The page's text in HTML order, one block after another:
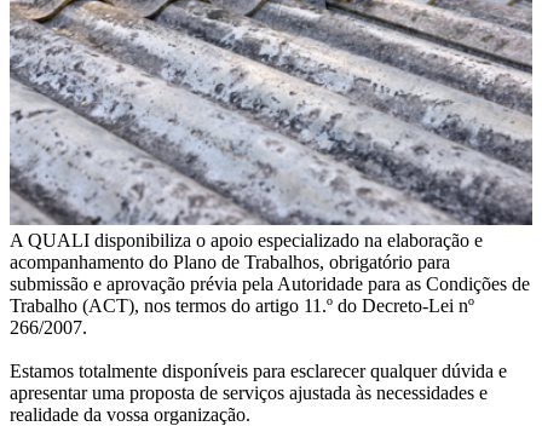
A QUALI disponibiliza o apoio especializado na elaboração e
acompanhamento do Plano de Trabalhos, obrigatório para
submissão e aprovação prévia pela Autoridade para as Condições de
Trabalho (ACT), nos termos do artigo 11.º do Decreto-Lei nº
266/2007.
Estamos totalmente disponíveis para esclarecer qualquer dúvida e
apresentar uma proposta de serviços ajustada às necessidades e
realidade da vossa organização.